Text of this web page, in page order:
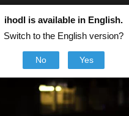
ihodl is available in English.
Switch to the English version?
No Yes
Articoli Notizie